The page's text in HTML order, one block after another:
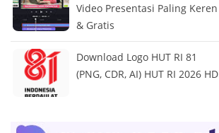
Video Presentasi Paling Keren
& Gratis
Download Logo HUT RI 81
(PNG, CDR, AI) HUT RI 2026 HD